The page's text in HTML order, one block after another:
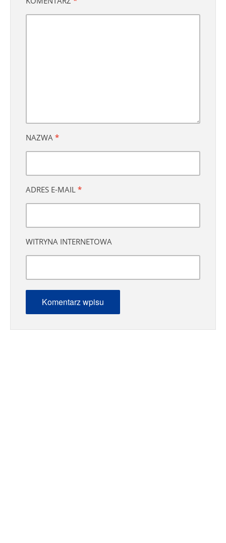
NAZWA *
ADRES E-MAIL *
WITRYNA INTERNETOWA